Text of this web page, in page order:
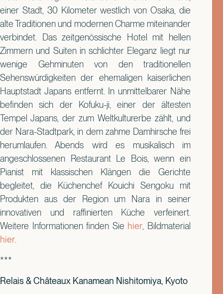
einer Stadt, 30 Kilometer westlich von Osaka, die
alte Traditionen und modernen Charme miteinander
verbindet. Das zeitgenössische Hotel mit hellen
Zimmern und Suiten in schlichter Eleganz liegt nur
wenige Gehminuten von den traditionellen
Sehenswürdigkeiten der ehemaligen kaiserlichen
Hauptstadt Japans entfernt. In unmittelbarer Nähe
befinden sich der Kofuku-ji, einer der ältesten
Tempel Japans, der zum Weltkulturerbe zählt, und
der Nara-Stadtpark, in dem zahme Damhirsche frei
herumlaufen. Abends wird es musikalisch im
angeschlossenen Restaurant Le Bois, wenn ein
Pianist mit klassischen Klängen die Gerichte
begleitet, die Küchenchef Kouichi Sengoku mit
Produkten aus der Region um Nara in seiner
innovativen und raffinierten Küche verfeinert.
Weitere Informationen finden Sie hier, Bildmaterial
hier.
***
Relais & Châteaux Kanamean Nishitomiya, Kyoto